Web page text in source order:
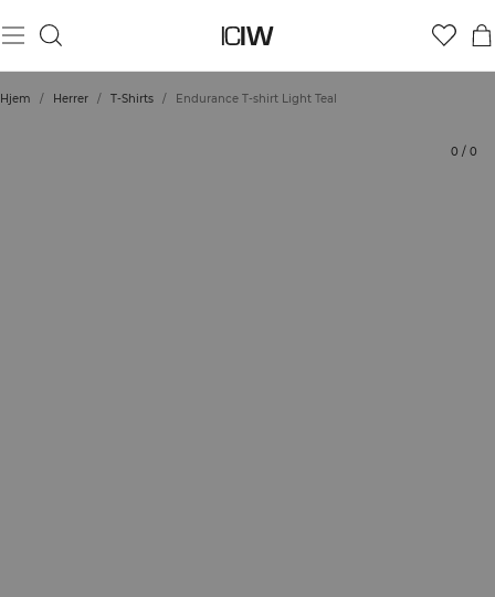
Hjem / Herrer / T-Shirts / Endurance T-shirt Light Teal
0 / 0